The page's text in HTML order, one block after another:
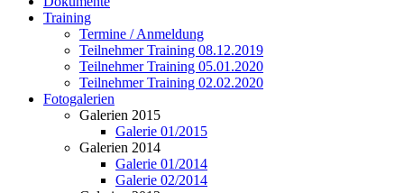
Training
Termine / Anmeldung
Teilnehmer Training 08.12.2019
Teilnehmer Training 05.01.2020
Teilnehmer Training 02.02.2020
Fotogalerien
Galerien 2015
Galerie 01/2015
Galerien 2014
Galerie 01/2014
Galerie 02/2014